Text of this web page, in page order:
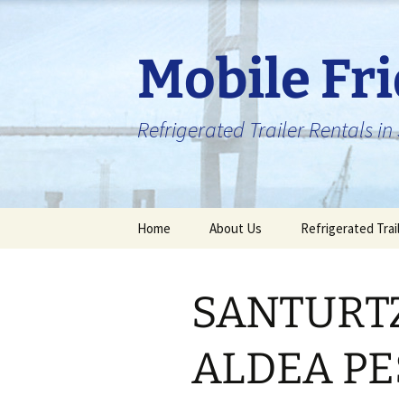
Mobile
Refrigerated Trailer Rentals
Home About Us Refrigerated
ALDEA